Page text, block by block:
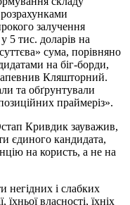
залучення
5 тис. доларів на
сума, порівняно
на біг-борди,
запевнив Кляшторний.
та обґрунтували
праймеріз».
Кривдик зауважив,
єдиного кандидата,
на користь, а не на
негідних і слабких
їхньої власності, їхніх